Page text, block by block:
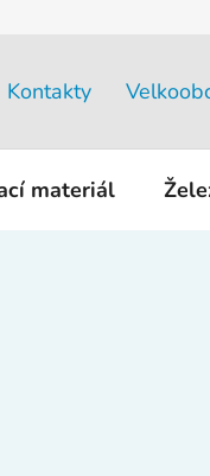
Kontakty
materiál